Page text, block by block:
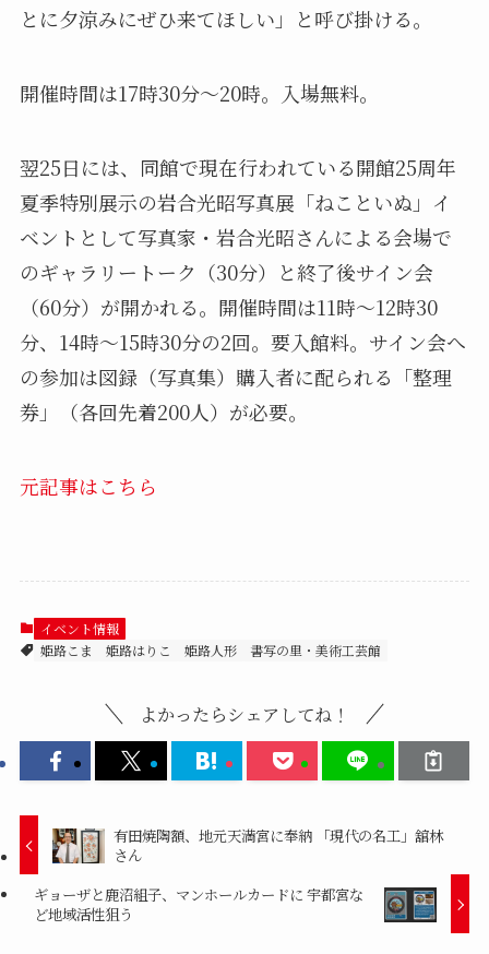
とに夕涼みにぜひ来てほしい」と呼び掛ける。
開催時間は17時30分～20時。入場無料。
翌25日には、同館で現在行われている開館25周年
夏季特別展示の岩合光昭写真展「ねこといぬ」イ
ベントとして写真家・岩合光昭さんによる会場で
のギャラリートーク（30分）と終了後サイン会
（60分）が開かれる。開催時間は11時～12時30
分、14時～15時30分の2回。要入館料。サイン会へ
の参加は図録（写真集）購入者に配られる「整理
券」（各回先着200人）が必要。
元記事はこちら
イベント情報
姫路こま
姫路はりこ 姫路人形 書写の里・美術工芸館
よかったらシェアしてね！
有田焼陶額、地元天満宮に奉納 「現代の名工」舘林
さん
ギョーザと鹿沼組子、マンホールカードに 宇都宮な
ど地域活性狙う